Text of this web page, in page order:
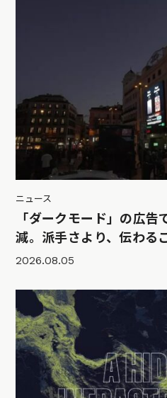
ニュース
「ダークモード」の広告
減。派手さより、伝わる
2026.08.05